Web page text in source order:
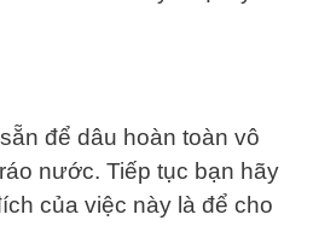
để dâu hoàn toàn vô
nước. Tiếp tục bạn hãy
của việc này là để cho